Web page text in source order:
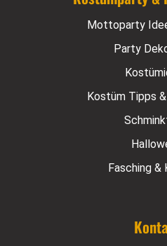
Mottoparty
Party
Kostüm Tipps
Fasching &